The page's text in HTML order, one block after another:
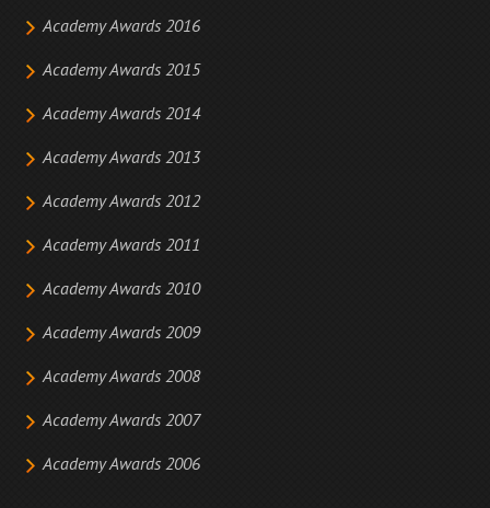
Academy Awards 2016
Academy Awards 2015
Academy Awards 2014
Academy Awards 2013
Academy Awards 2012
Academy Awards 2011
Academy Awards 2010
Academy Awards 2009
Academy Awards 2008
Academy Awards 2007
Academy Awards 2006